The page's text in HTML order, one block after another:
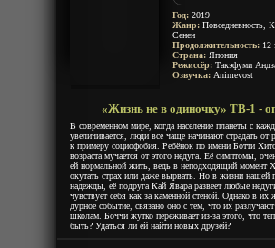
Hitori Bocchis
Год: 2019
Жанр: Повседневность,
Сенен
Продолжительность: 12
Страна: Япония
Режиссёр: Такэфуми
Озвучка: Animevost
«Жизнь не в одиночку» ТВ-1 -
В современном мире, когда население планеты с
увеличивается, люди все чаще начинают страдать от
к примеру социофобия. Ребёнок по имени Ботти
возраста мучается от этого недуга. Её симптомы,
ей нормальной жить, ведь в неподходящий момент
окутать страх или даже вырвать. Но в жизни нашей
надежды, её подруга Кай Явара развеет любые
чувствует себя как за каменной стеной. Однако в их
дурное событие, связано оно с тем, что их
школам. Боччи жутко переживает из-за этого, что
быть? Удаться ли ей найти новых друзей?